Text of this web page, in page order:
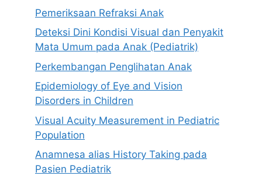
Pemeriksaan Refraksi Anak
Deteksi Dini Kondisi Visual dan Penyakit
Mata Umum pada Anak (Pediatrik)
Perkembangan Penglihatan Anak
Epidemiology of Eye and Vision
Disorders in Children
Visual Acuity Measurement in Pediatric
Population
Anamnesa alias History Taking pada
Pasien Pediatrik